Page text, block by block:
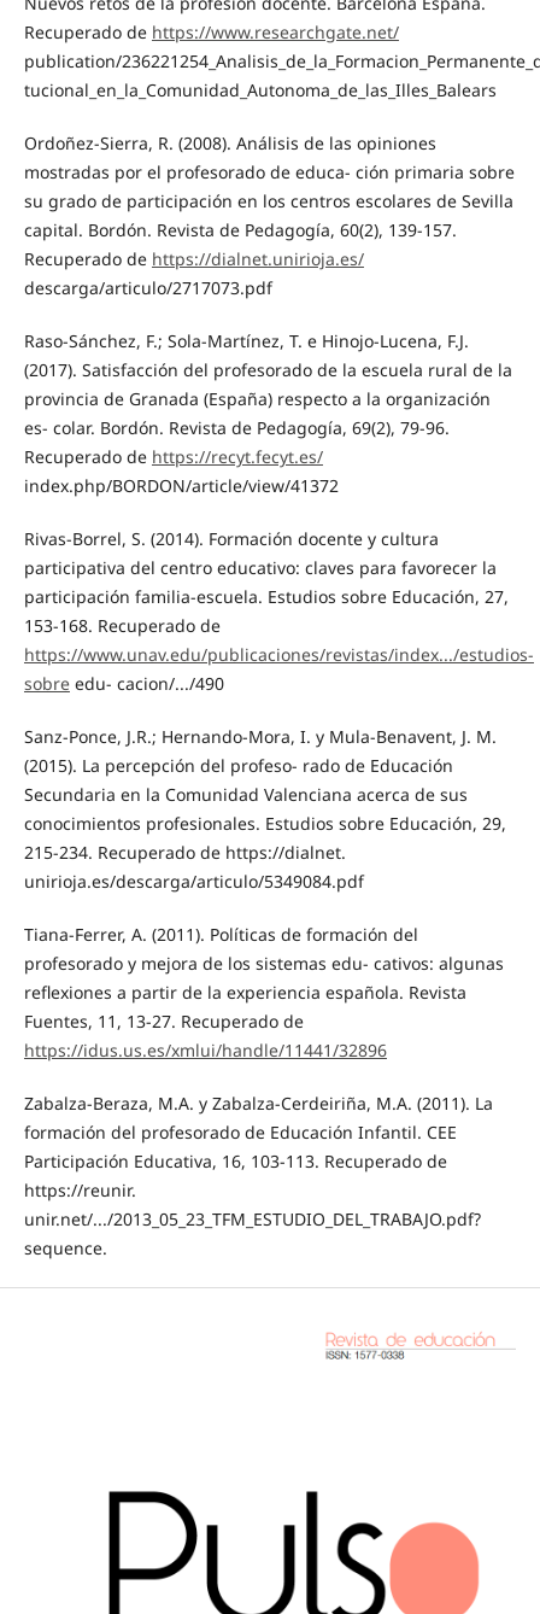
Recuperado de https://www.researchgate.net/
publication/
tucional_en_la_Comunidad_Autonoma_de_las_Illes_Balears
Ordoñez-Sierra, R. (2008). Análisis de las opiniones
mostradas por el profesorado de educa- ción primaria sobre
su grado de participación en los centros escolares de Sevilla
capital. Bordón. Revista de Pedagogía, 60(2), 139-157.
Recuperado de https://dialnet.unirioja.es/
descarga/articulo/2717073.pdf
Raso-Sánchez, F.; Sola-Martínez, T. e Hinojo-Lucena, F.J.
(2017). Satisfacción del profesorado de la escuela rural de la
provincia de Granada (España) respecto a la organización
es- colar. Bordón. Revista de Pedagogía, 69(2), 79-96.
Recuperado de https://recyt.fecyt.es/
index.php/BORDON/article/view/41372
Rivas-Borrel, S. (2014). Formación docente y cultura
participativa del centro educativo: claves para favorecer la
participación familia-escuela. Estudios sobre Educación, 27,
153-168. Recuperado de
https://www.unav.edu/publicaciones/revistas/index.../estudios-
sobreedu- cacion/.../490
Sanz-Ponce, J.R.; Hernando-Mora, I. y Mula-Benavent, J. M.
(2015). La percepción del profeso- rado de Educación
Secundaria en la Comunidad Valenciana acerca de sus
conocimientos profesionales. Estudios sobre Educación, 29,
215-234. Recuperado de https://dialnet.
unirioja.es/descarga/articulo/5349084.pdf
Tiana-Ferrer, A. (2011). Políticas de formación del
profesorado y mejora de los sistemas edu- cativos: algunas
reflexiones a partir de la experiencia española. Revista
Fuentes, 11, 13-27. Recuperado de
https://idus.us.es/xmlui/handle/11441/32896
Zabalza-Beraza, M.A. y Zabalza-Cerdeiriña, M.A. (2011). La
formación del profesorado de Educación Infantil. CEE
Participación Educativa, 16, 103-113. Recuperado de
https://reunir.
unir.net/.../2013_05_23_TFM_ESTUDIO_DEL_TRABAJO.pdf?
sequence.